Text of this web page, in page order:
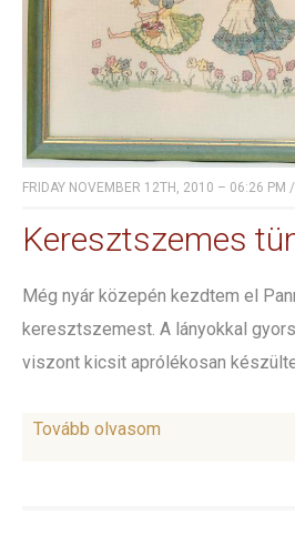
FRIDAY NOVEMBER 12TH, 2010 – 06:26 PM /
Keresztszemes
Még nyár közepén kezdtem el
keresztszemest. A lányokkal
viszont kicsit aprólékosan
Tovább olvasom